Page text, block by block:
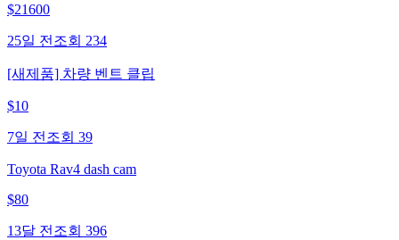
$21600
25일 전 조회 234
[새제품] 차량 벤트 클립
$10
7일 전 조회 39
Toyota Rav4 dash cam
$80
13달 전 조회 396